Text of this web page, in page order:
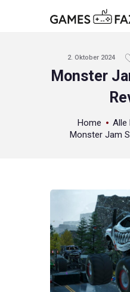
2. Oktober 2024
Monster
Home Alle
Monster Jam
GAME